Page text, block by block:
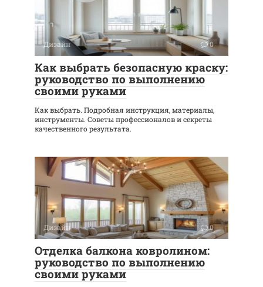
Дизайн 0
Как выбрать безопасную краску:
руководство по выполнению
своими руками
Как выбрать. Подробная инструкция, материалы,
инструменты. Советы профессионалов и секреты
качественного результата.
Дизайн 0
Отделка балкона ковролином:
руководство по выполнению
своими руками